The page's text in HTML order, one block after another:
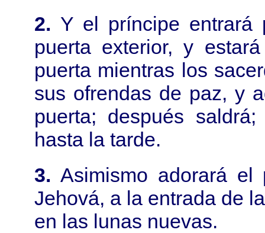
2. Y el príncipe
puerta exterior, y
puerta mientras los
sus ofrendas de paz, y
puerta; después
hasta la tarde.
3.Asimismo adorará
Jehová, a la entrada de
en las lunas nuevas.